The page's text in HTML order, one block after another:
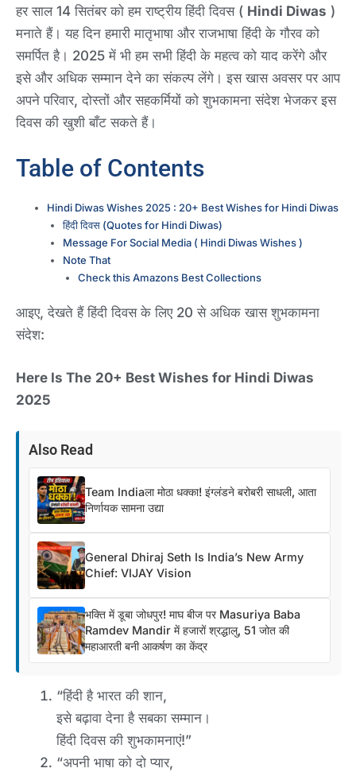
हर साल 14 सितंबर को हम राष्ट्रीय हिंदी दिवस ( Hindi Diwas )
मनाते हैं। यह दिन हमारी मातृभाषा और राजभाषा हिंदी के गौरव को
समर्पित है। 2025 में भी हम सभी हिंदी के महत्व को याद करेंगे और
इसे और अधिक सम्मान देने का संकल्प लेंगे। इस खास अवसर पर आप
अपने परिवार, दोस्तों और सहकर्मियों को शुभकामना संदेश भेजकर इस
दिवस की खुशी बाँट सकते हैं।
Table of Contents
Hindi Diwas Wishes 2025 : 20+ Best Wishes for Hindi Diwas
हिंदी दिवस (Quotes for Hindi Diwas)
Message For Social Media ( Hindi Diwas Wishes )
Note That
Check this Amazons Best Collections
आइए, देखते हैं हिंदी दिवस के लिए 20 से अधिक खास शुभकामना
संदेश:
Here Is The 20+ Best Wishes for Hindi Diwas
2025
Also Read
Team Indiaला मोठा धक्का! इंग्लंडने बरोबरी साधली, आता
निर्णायक सामना उद्या
General Dhiraj Seth Is India’s New Army
Chief: VIJAY Vision
भक्ति में डूबा जोधपुर! माघ बीज पर Masuriya Baba
Ramdev Mandir में हजारों श्रद्धालु, 51 जोत की
महाआरती बनी आकर्षण का केंद्र
“हिंदी है भारत की शान,
इसे बढ़ावा देना है सबका सम्मान।
हिंदी दिवस की शुभकामनाएं!”
“अपनी भाषा को दो प्यार,